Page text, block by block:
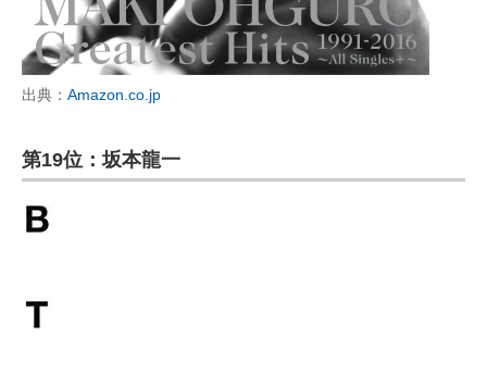
出典： Amazon.co.jp
第19位：坂本龍一